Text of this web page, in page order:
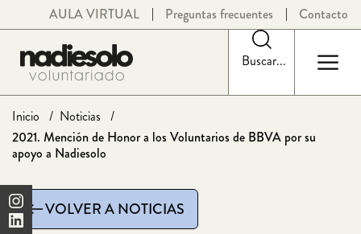
al
contenido
AULA VIRTUAL Preguntas frecuentes Contacto
Buscar...
Inicio
Noticias
2021. Mención de Honor a los Voluntarios de BBVA por su
apoyo a Nadiesolo
VOLVER A NOTICIAS